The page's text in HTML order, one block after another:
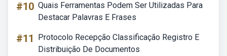
#10 Quais Ferramentas Podem Ser Utilizadas Para
Destacar Palavras E Frases
#11
Protocolo Recepção Classificação Registro E
Distribuição De Documentos